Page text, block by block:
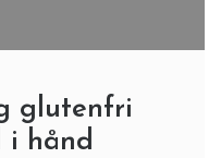
glutenfri
i hånd